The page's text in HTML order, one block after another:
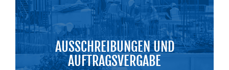
AUSSCHREIBUNGEN UND
AUFTRAGSVERGABE